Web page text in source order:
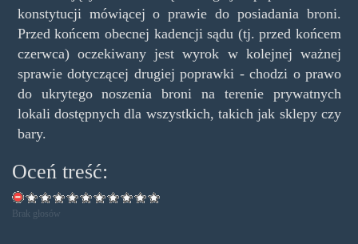
konstytucji mówiącej o prawie do posiadania broni.
Przed końcem obecnej kadencji sądu (tj. przed końcem
czerwca) oczekiwany jest wyrok w kolejnej ważnej
sprawie dotyczącej drugiej poprawki - chodzi o prawo
do ukrytego noszenia broni na terenie prywatnych
lokali dostępnych dla wszystkich, takich jak sklepy czy
bary.
Oceń treść:
Brak głosów